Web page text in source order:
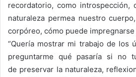
recordatorio, como
naturaleza permea nuestro
corpóreo, cómo puede impregnarse
“Quería mostrar mi trabajo de los
preguntarme qué pasaría si no
de preservar la naturaleza,